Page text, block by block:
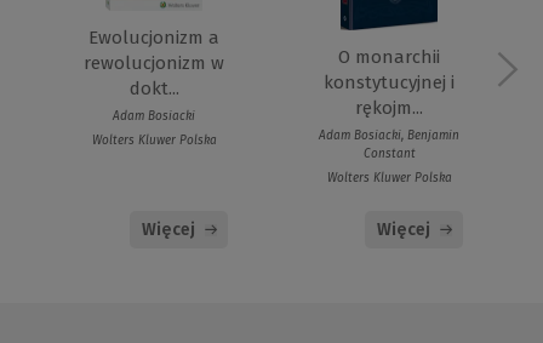
Ewolucjonizm a
rewolucjonizm w
dokt...
Adam Bosiacki
Wolters Kluwer Polska
Więcej
O monarchii
konstytucyjnej i
rękojm...
Adam Bosiacki, Benjamin
Constant
Wolters Kluwer Polska
Więcej